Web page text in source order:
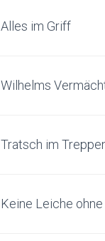
Alles im Griff
Wilhelms
Tratsch im
Keine Leiche